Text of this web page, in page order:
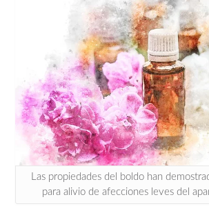
Las propiedades del boldo han
para alivio de afecciones leves del